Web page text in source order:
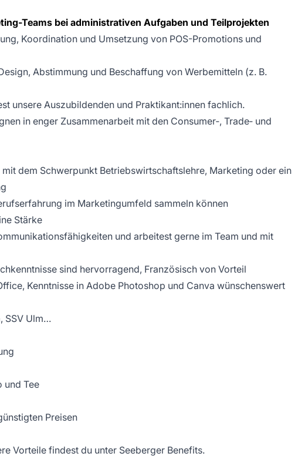
Teams bei administrativen Aufgaben und Teilprojekten
Koordination und Umsetzung von POS-Promotions und
Abstimmung und Beschaffung von Werbemitteln (z. B.
unsere Auszubildenden und Praktikant:innen fachlich.
in enger Zusammenarbeit mit den Consumer‑, Trade‑ und
dem Schwerpunkt Betriebswirtschaftslehre, Marketing oder ein
im Marketingumfeld sammeln können
Stärke
und arbeitest gerne im Team und mit
sind hervorragend, Französisch von Vorteil
Kenntnisse in Adobe Photoshop und Canva wünschenswert
SSV Ulm…
und Tee
Preisen
Vorteile findest du unter Seeberger Benefits.